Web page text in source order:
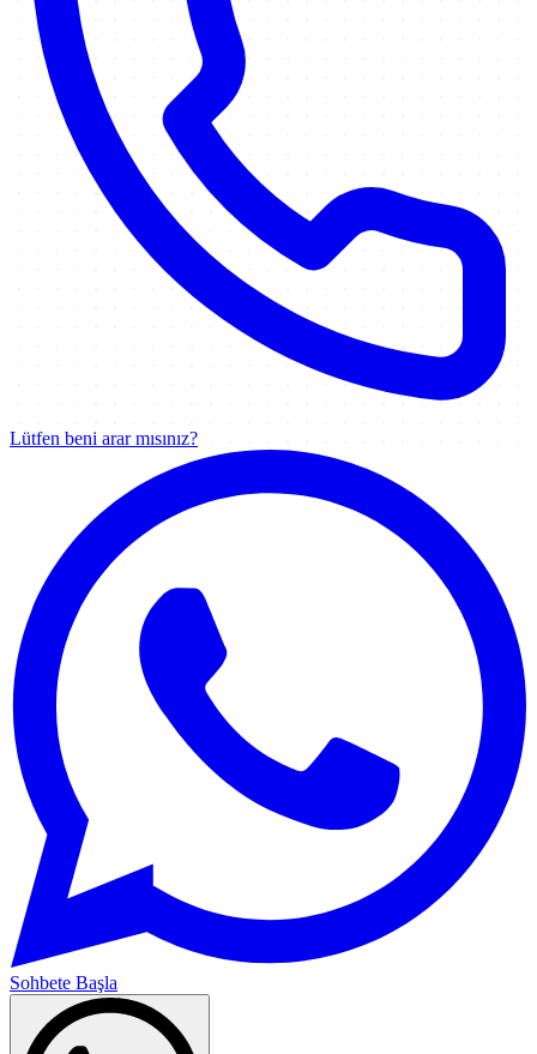
Lütfen beni arar mısınız?
Sohbete Başla